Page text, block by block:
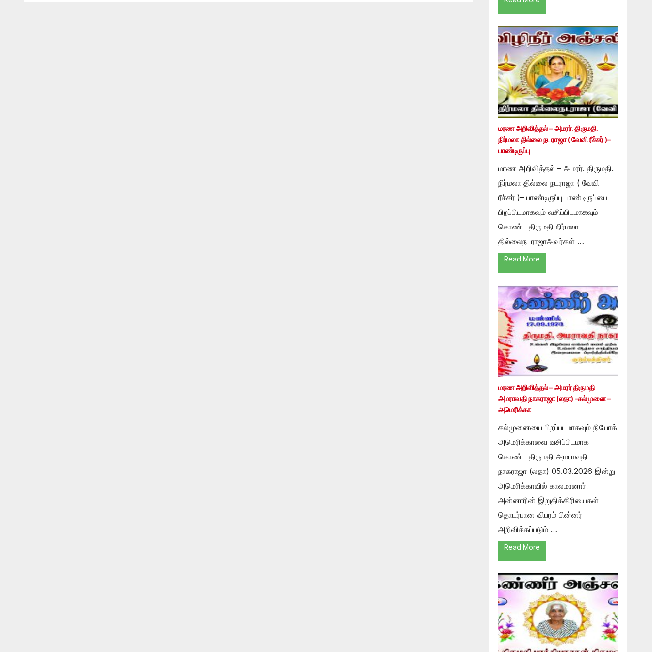
மரண அறிவித்தல் – அமரர். திருமதி.
நிர்மலா தில்லை நடராஜா ( வேவி ரீச்சர் )–
பாண்டிருப்பு
மரண அறிவித்தல் – அமரர். திருமதி.
நிர்மலா தில்லை நடராஜா ( வேவி
ரீச்சர் )– பாண்டிருப்பு பாண்டிருப்பை
பிறப்பிடமாகவும் வசிப்பிடமாகவும்
கொண்ட திருமதி நிர்மலா
தில்லைநடராஜாஅவர்கள் …
Read More
மரண அறிவித்தல் – அமரர் திருமதி
அமராவதி நாகராஜா (லதா) -கல்முனை –
அமெரிக்கா
கல்முனையை பிறப்படமாகவும் நியோக்
அமெரிக்காவை வசிப்பிடமாக
கொண்ட திருமதி அமராவதி
நாகராஜா (லதா) 05.03.2026 இன்று
அமெரிக்காவில் காலமானார்.
அன்னாரின் இறுதிக்கிரியைகள்
தொடர்பான விபரம் பின்னர்
அறிவிக்கப்படும் …
Read More